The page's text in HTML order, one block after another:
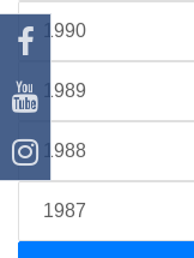
1990
1989
1988
1987